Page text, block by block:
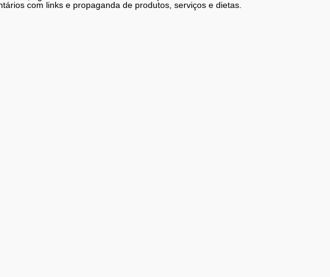
com links e propaganda de produtos, serviços e dietas.